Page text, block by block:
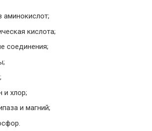
аминокислот;
кислота;
соединения;
и хлор;
и магний;